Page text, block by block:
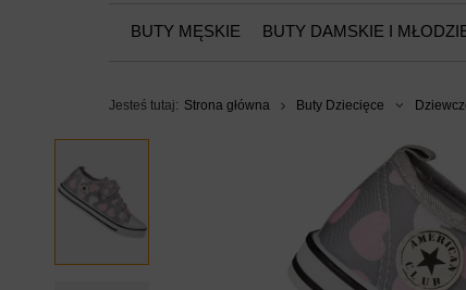
BUTY MĘSKIE BUTY DAMSKIE I
Jesteś tutaj: Strona główna Buty Dziecięce